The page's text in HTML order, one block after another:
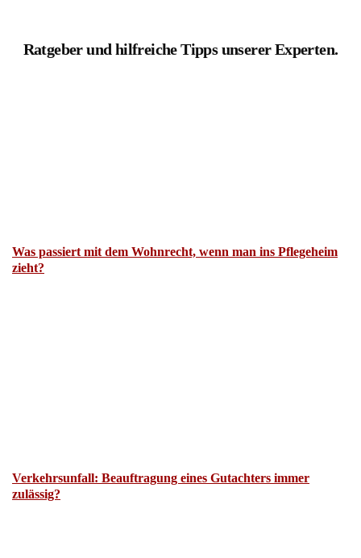
Ratgeber und hilfreiche Tipps unserer Experten.
Was passiert mit dem Wohnrecht, wenn man ins Pflegeheim
zieht?
Verkehrsunfall: Beauftragung eines Gutachters immer
zulässig?